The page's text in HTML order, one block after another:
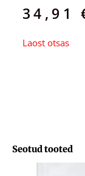
34,91
Laost otsas
Seotud tooted